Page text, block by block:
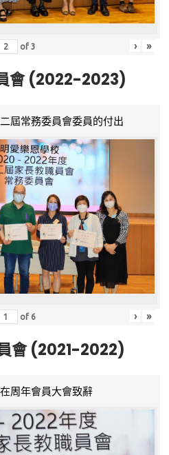
of3 › »
會 (2022-2023)
屆常務委員會委員的付出
of 6 › »
會 (2021-2022)
周年會員大會致辭